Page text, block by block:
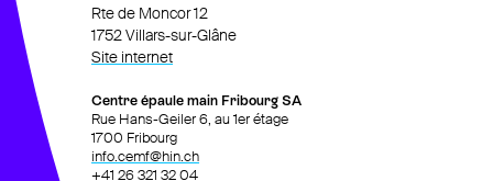
Rte de Moncor 12
1752 Villars-sur-Glâne
Site internet
Centre épaule main Fribourg SA
Rue Hans-Geiler 6, au 1er étage
1700 Fribourg
info.cemf@hin.ch
+41 26 321 32 04